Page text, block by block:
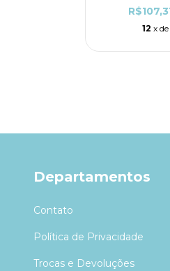
12 x de
Departamentos
Contato
Política de Privacidade
Trocas e Devoluções